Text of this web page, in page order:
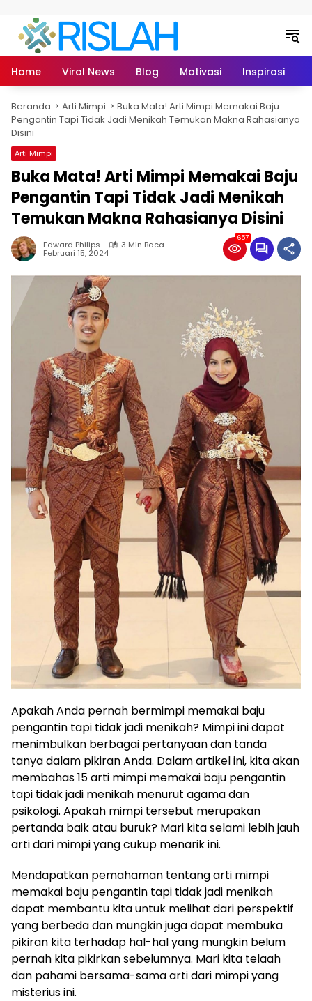
Home Viral News Blog Motivasi Inspirasi
Beranda Arti Mimpi
Buka Mata! Arti Mimpi Memakai Baju
Pengantin Tapi Tidak Jadi Menikah Temukan Makna Rahasianya
Disini
Arti Mimpi
Buka Mata! Arti Mimpi Memakai Baju
Pengantin Tapi Tidak Jadi Menikah
Temukan Makna Rahasianya Disini
Edward Philips 3 Min Baca
Februari 15, 2024
657
Apakah Anda pernah bermimpi memakai baju
pengantin tapi tidak jadi menikah? Mimpi ini dapat
menimbulkan berbagai pertanyaan dan tanda
tanya dalam pikiran Anda. Dalam artikel ini, kita akan
membahas 15 arti mimpi memakai baju pengantin
tapi tidak jadi menikah menurut agama dan
psikologi. Apakah mimpi tersebut merupakan
pertanda baik atau buruk? Mari kita selami lebih jauh
arti dari mimpi yang cukup menarik ini.
Mendapatkan pemahaman tentang arti mimpi
memakai baju pengantin tapi tidak jadi menikah
dapat membantu kita untuk melihat dari perspektif
yang berbeda dan mungkin juga dapat membuka
pikiran kita terhadap hal-hal yang mungkin belum
pernah kita pikirkan sebelumnya. Mari kita telaah
dan pahami bersama-sama arti dari mimpi yang
misterius ini.